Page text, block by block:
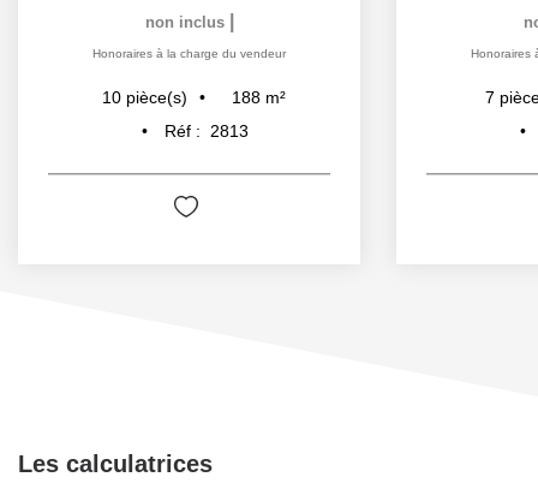
non inclus
Honoraires à la charge du vendeur
10 pièce(s) 188 m²
Réf :
2813
Honoraires
7
Les calculatrices